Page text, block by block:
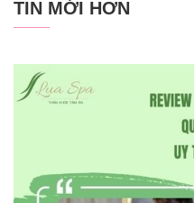
TIN MỚI HƠN